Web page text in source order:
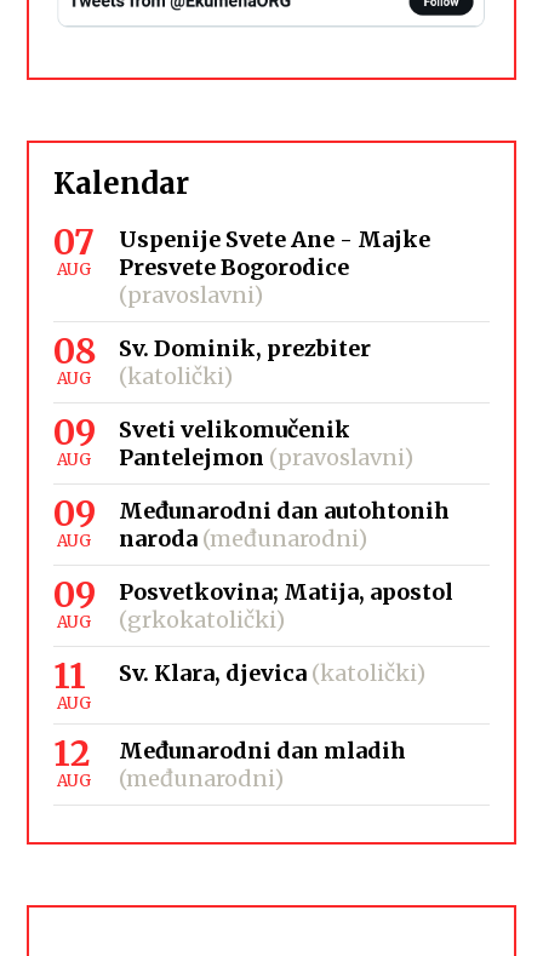
Kalendar
07
AUG
Uspenije Svete Ane - Majke
Presvete Bogorodice
(pravoslavni)
08
AUG
Sv. Dominik, prezbiter
(katolički)
09
AUG
Sveti velikomučenik
Pantelejmon (pravoslavni)
09
AUG
Međunarodni dan autohtonih
naroda (međunarodni)
09
AUG
Posvetkovina; Matija, apostol
(grkokatolički)
11
AUG
Sv. Klara, djevica (katolički)
12
AUG
Međunarodni dan mladih
(međunarodni)